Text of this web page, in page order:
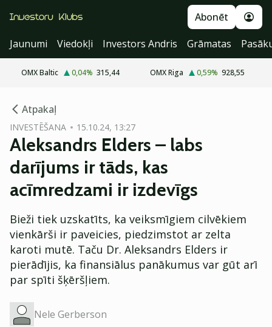
Abonēt
Jaunumi
Viedokļi Investors Andris Grāmatas
OMX Baltic 0,04% 315,44 OMX Riga 0,59% 928,55
Atpakaļ
INVESTĒŠANA 15.10.24, 13:27
Aleksandrs Elders – labs
darījums ir tāds, kas
acīmredzami ir izdevīgs
Bieži tiek uzskatīts, ka veiksmīgiem cilvēkiem
vienkārši ir paveicies, piedzimstot ar zelta
karoti mutē. Taču Dr. Aleksandrs Elders ir
pierādījis, ka finansiālus panākumus var gūt arī
par spīti šķēršļiem.
Nele Gerberson